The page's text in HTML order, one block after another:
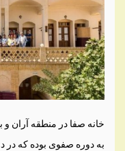
خانه صفا در منطقه آران
به دوره صفوی بوده که